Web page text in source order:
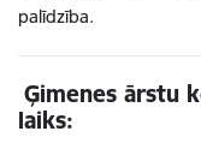
palīdzība.
Ģimenes ārstu
laiks: